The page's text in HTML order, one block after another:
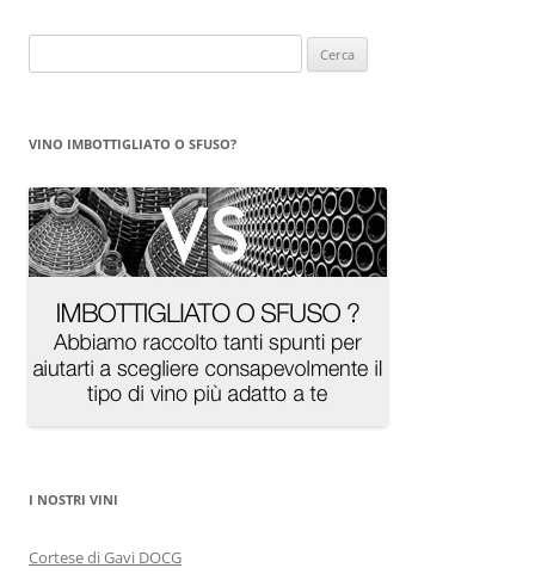
per:
VINO IMBOTTIGLIATO O SFUSO?
I NOSTRI VINI
Cortese di Gavi DOCG